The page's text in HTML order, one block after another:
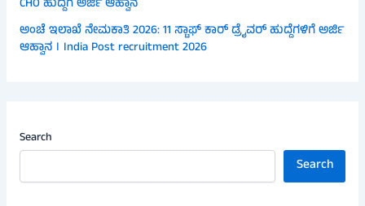
CHO ಹುದ್ದೆಗೆ ಅರ್ಜಿ ಆಹ್ವಾನ
ಅಂಚೆ ಇಲಾಖೆ ನೇಮಕಾತಿ 2026: 11 ಸ್ಟಾಫ್ ಕಾರ್ ಡ್ರೈವರ್ ಹುದ್ದೆಗಳಿಗೆ ಅರ್ಜಿ
ಆಹ್ವಾನ । India Post recruitment 2026
Search
Search